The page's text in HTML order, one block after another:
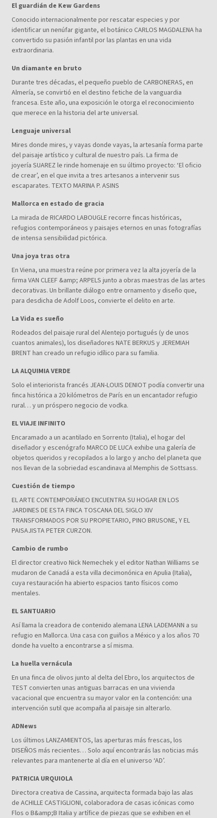
El guardián de Kew Gardens
Conocido internacionalmente por rescatar especies y por
identificar un nenúfar gigante, el botánico CARLOS MAGDALENA ha
convertido su pasión infantil por las plantas en una vida
extraordinaria.
Un diamante en bruto
Durante tres décadas, el pequeño pueblo de CARBONERAS, en
Almería, se convirtió en el destino fetiche de la vanguardia
francesa. Este año, una exposición le otorga el reconocimiento
que merece en la historia del arte universal.
Lenguaje universal
Mires donde mires, y vayas donde vayas, la artesanía forma parte
del paisaje artístico y cultural de nuestro país. La firma de
joyería SUAREZ le rinde homenaje en su último proyecto: ‘El oficio
de crear’, en el que invita a tres artesanos a intervenir sus
escaparates. TEXTO MARINA P. ASINS
Mallorca en estado de gracia
La mirada de RICARDO LABOUGLE recorre fincas históricas,
refugios contemporáneos y paisajes eternos en unas fotografías
de intensa sensibilidad pictórica.
Una joya tras otra
En Viena, una muestra reúne por primera vez la alta joyería de la
firma VAN CLEEF &amp; ARPELS junto a obras maestras de las artes
decorativas. Un brillante diálogo entre ornamento y diseño que,
para desdicha de Adolf Loos, convierte el delito en arte.
La Vida es sueño
Rodeados del paisaje rural del Alentejo portugués (y de unos
cuantos animales), los diseñadores NATE BERKUS y JEREMIAH
BRENT han creado un refugio idílico para su familia.
LA ALQUIMIA VERDE
Solo el interiorista francés JEAN-LOUIS DENIOT podía convertir una
finca histórica a 20 kilómetros de París en un encantador refugio
rural… y un próspero negocio de vodka.
EL VIAJE INFINITO
Encaramado a un acantilado en Sorrento (Italia), el hogar del
diseñador y escenógrafo MARCO DE LUCA exhibe una galería de
objetos queridos y recopilados a lo largo y ancho del planeta que
nos llevan de la sobriedad escandinava al Memphis de Sottsass.
Cuestión de tiempo
EL ARTE CONTEMPORÁNEO ENCUENTRA SU HOGAR EN LOS
JARDINES DE ESTA FINCA TOSCANA DEL SIGLO XIV
TRANSFORMADOS POR SU PROPIETARIO, PINO BRUSONE, Y EL
PAISAJISTA PETER CURZON.
Cambio de rumbo
El director creativo Nick Nemechek y el editor Nathan Williams se
mudaron de Canadá a esta villa decimonónica en Apulia (Italia),
cuya restauración ha abierto espacios tanto físicos como
mentales.
EL SANTUARIO
Así llama la creadora de contenido alemana LENA LADEMANN a su
refugio en Mallorca. Una casa con guiños a México y a los años 70
donde ha vuelto a encontrarse a sí misma.
La huella vernácula
En una finca de olivos junto al delta del Ebro, los arquitectos de
TEST convierten unas antiguas barracas en una vivienda
vacacional que encuentra su mayor valor en la contención: una
intervención sutil que acompaña al paisaje sin alterarlo.
ADNews
Los últimos LANZAMIENTOS, las aperturas más frescas, los
DISEÑOS más recientes… Solo aquí encontrarás las noticias más
relevantes para mantenerte al día en el universo ‘AD’.
PATRICIA URQUIOLA
Directora creativa de Cassina, arquitecta formada bajo las alas
de ACHILLE CASTIGLIONI, colaboradora de casas icónicas como
Flos o B&amp;B Italia y artífice de piezas que se exhiben en el